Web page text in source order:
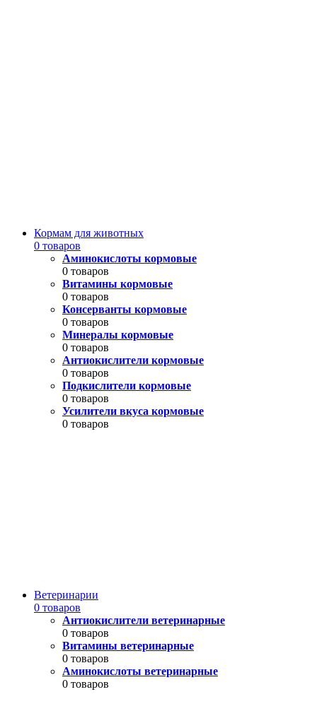
Кормам для животных
0 товаров
Аминокислоты кормовые
0 товаров
Витамины кормовые
0 товаров
Консерванты кормовые
0 товаров
Минералы кормовые
0 товаров
Антиокислители кормовые
0 товаров
Подкислители кормовые
0 товаров
Усилители вкуса кормовые
0 товаров
Ветеринарии
0 товаров
Антиокислители ветеринарные
0 товаров
Витамины ветеринарные
0 товаров
Аминокислоты ветеринарные
0 товаров